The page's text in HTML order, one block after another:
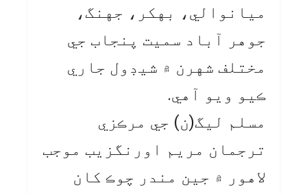
ميانوالي، بهکر، جهنگ،
جوهر آباد سميت پنجاب جي
مختلف شهرن ۾ شيڊول جاري
ڪيو ويو آهي.
مسلم ليگ(ن) جي مرڪزي
ترجمان مريم اورنگزيب موجب
لاهور ۾ جين مندر چوڪ کان